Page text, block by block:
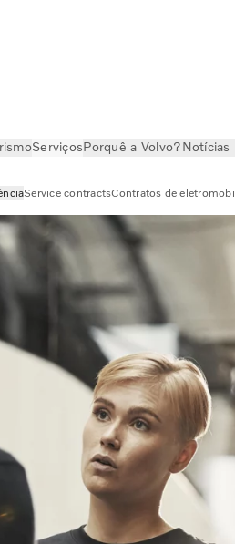
ServiçosPorquê a Volvo?Notícias
Service contractsContratos de